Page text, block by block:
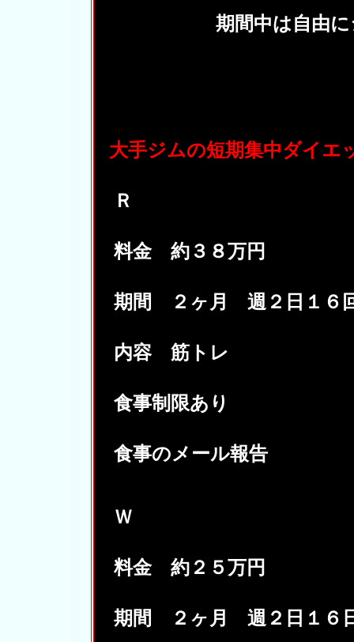
期間中は自由
大手ジムの短期集中ダイエ
Ｒ
料金 約３８万円
期間 ２ヶ月 週２日１６
内容 筋トレ
食事制限あり
食事のメール報告
Ｗ
料金 約２５万円
期間 ２ヶ月 週２日１６